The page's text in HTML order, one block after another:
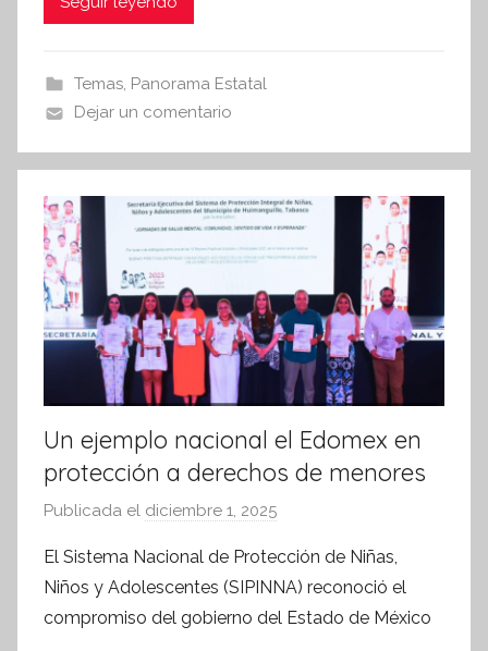
o
r
m
a
i
v
a
c
b
o
o
k
itt at
A
p
p
Temas, Panorama Estatal
Dejar un comentario
Un ejemplo nacional el Edomex en
protección a derechos de menores
Publicada el diciembre 1, 2025
r
S
í
El Sistema Nacional de Protección de Niñas,
Niños y Adolescentes (SIPINNA) reconoció el
compromiso del gobierno del Estado de México